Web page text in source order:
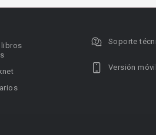
libros
Soporte
Versión móvil